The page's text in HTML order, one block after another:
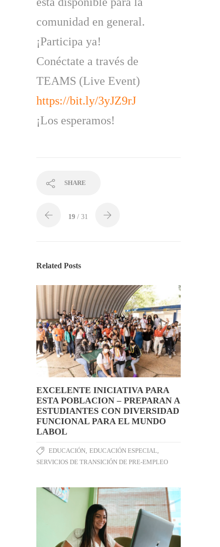
comunidad en general.
¡Participa ya!
Conéctate a través de
TEAMS (Live Event)
https://bit.ly/3yJZ9rJ
¡Los esperamos!
SHARE
19 / 31
Related Posts
EXCELENTE INICIATIVA PARA
ESTA POBLACION – PREPARAN A
ESTUDIANTES CON DIVERSIDAD
FUNCIONAL PARA EL MUNDO
LABOL
EDUCACIÓN EDUCACIÓN ESPECIAL
SERVICIOS DE TRANSICIÓN DE PRE-EMPLEO